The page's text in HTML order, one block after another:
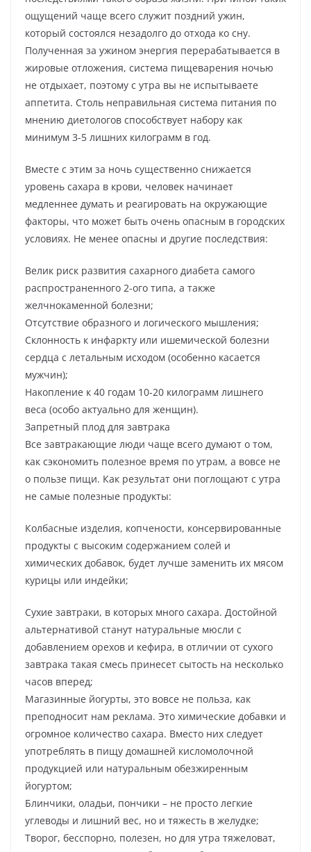
ощущений чаще всего служит поздний ужин,
который состоялся незадолго до отхода ко сну.
Полученная за ужином энергия перерабатывается в
жировые отложения, система пищеварения ночью
не отдыхает, поэтому с утра вы не испытываете
аппетита. Столь неправильная система питания по
мнению диетологов способствует набору как
минимум 3-5 лишних килограмм в год.
Вместе с этим за ночь существенно снижается
уровень сахара в крови, человек начинает
медленнее думать и реагировать на окружающие
факторы, что может быть очень опасным в городских
условиях. Не менее опасны и другие последствия:
Велик риск развития сахарного диабета самого
распространенного 2-ого типа, а также
желчнокаменной болезни;
Отсутствие образного и логического мышления;
Склонность к инфаркту или ишемической болезни
сердца с летальным исходом (особенно касается
мужчин);
Накопление к 40 годам 10-20 килограмм лишнего
веса (особо актуально для женщин).
Запретный плод для завтрака
Все завтракающие люди чаще всего думают о том,
как сэкономить полезное время по утрам, а вовсе не
о пользе пищи. Как результат они поглощают с утра
не самые полезные продукты:
Колбасные изделия, копчености, консервированные
продукты с высоким содержанием солей и
химических добавок, будет лучше заменить их мясом
курицы или индейки;
Сухие завтраки, в которых много сахара. Достойной
альтернативой станут натуральные мюсли с
добавлением орехов и кефира, в отличии от сухого
завтрака такая смесь принесет сытость на несколько
часов вперед;
Магазинные йогурты, это вовсе не польза, как
преподносит нам реклама. Это химические добавки и
огромное количество сахара. Вместо них следует
употреблять в пищу домашней кисломолочной
продукцией или натуральным обезжиренным
йогуртом;
Блинчики, оладьи, пончики – не просто легкие
углеводы и лишний вес, но и тяжесть в желудке;
Творог, бесспорно, полезен, но для утра тяжеловат,